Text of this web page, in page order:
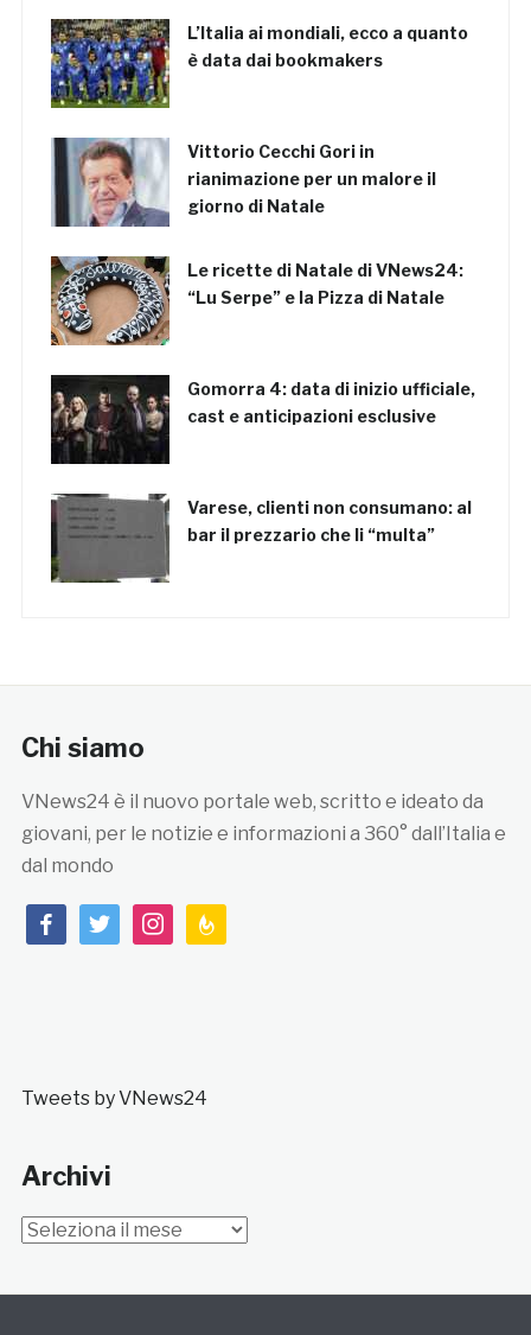
L’Italia ai mondiali, ecco a quanto
è data dai bookmakers
Vittorio Cecchi Gori in
rianimazione per un malore il
giorno di Natale
Le ricette di Natale di VNews24:
“Lu Serpe” e la Pizza di Natale
Gomorra 4: data di inizio ufficiale,
cast e anticipazioni esclusive
Varese, clienti non consumano: al
bar il prezzario che li “multa”
Chi siamo
VNews24 è il nuovo portale web, scritto e ideato da
giovani, per le notizie e informazioni a 360° dall’Italia e
dal mondo
facebooktwitterinstagramfeedburner
Tweets by VNews24
Archivi
Archivi